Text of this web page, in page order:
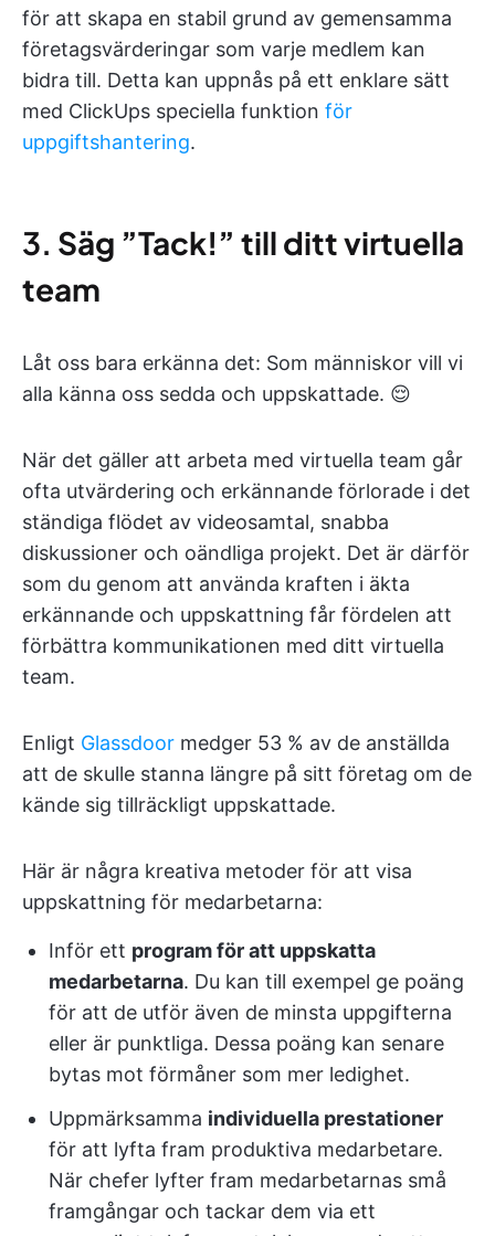
för att skapa en stabil grund av gemensamma
företagsvärderingar som varje medlem kan
bidra till. Detta kan uppnås på ett enklare sätt
med ClickUps speciella funktion för
uppgiftshantering.
3. Säg ”Tack!” till ditt virtuella
team
Låt oss bara erkänna det: Som människor vill vi
alla känna oss sedda och uppskattade. 😌
När det gäller att arbeta med virtuella team går
ofta utvärdering och erkännande förlorade i det
ständiga flödet av videosamtal, snabba
diskussioner och oändliga projekt. Det är därför
som du genom att använda kraften i äkta
erkännande och uppskattning får fördelen att
förbättra kommunikationen med ditt virtuella
team.
Enligt Glassdoor medger 53 % av de anställda
att de skulle stanna längre på sitt företag om de
kände sig tillräckligt uppskattade.
Här är några kreativa metoder för att visa
uppskattning för medarbetarna:
Inför ett program för att uppskatta
medarbetarna. Du kan till exempel ge poäng
för att de utför även de minsta uppgifterna
eller är punktliga. Dessa poäng kan senare
bytas mot förmåner som mer ledighet.
Uppmärksamma individuella prestationer
för att lyfta fram produktiva medarbetare.
När chefer lyfter fram medarbetarnas små
framgångar och tackar dem via ett